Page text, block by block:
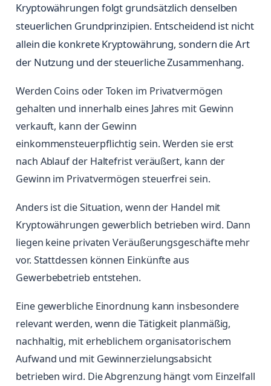
Kryptowährungen folgt grundsätzlich denselben
steuerlichen Grundprinzipien. Entscheidend ist nicht
allein die konkrete Kryptowährung, sondern die Art
der Nutzung und der steuerliche Zusammenhang.
Werden Coins oder Token im Privatvermögen
gehalten und innerhalb eines Jahres mit Gewinn
verkauft, kann der Gewinn
einkommensteuerpflichtig sein. Werden sie erst
nach Ablauf der Haltefrist veräußert, kann der
Gewinn im Privatvermögen steuerfrei sein.
Anders ist die Situation, wenn der Handel mit
Kryptowährungen gewerblich betrieben wird. Dann
liegen keine privaten Veräußerungsgeschäfte mehr
vor. Stattdessen können Einkünfte aus
Gewerbebetrieb entstehen.
Eine gewerbliche Einordnung kann insbesondere
relevant werden, wenn die Tätigkeit planmäßig,
nachhaltig, mit erheblichem organisatorischem
Aufwand und mit Gewinnerzielungsabsicht
betrieben wird. Die Abgrenzung hängt vom Einzelfall